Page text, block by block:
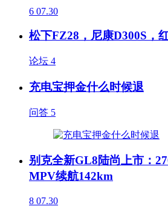
6 07.30
松下FZ28，尼康D300S，
论坛 4
充电宝押金什么时候退
问答 5
别克全新GL8陆尚上市：
MPV续航142km
8 07.30